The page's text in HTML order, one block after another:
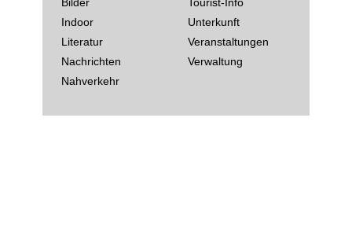
Indoor
Literatur
Nachrichten
Nahverkehr
Unterkunft
Veranstaltungen
Verwaltung